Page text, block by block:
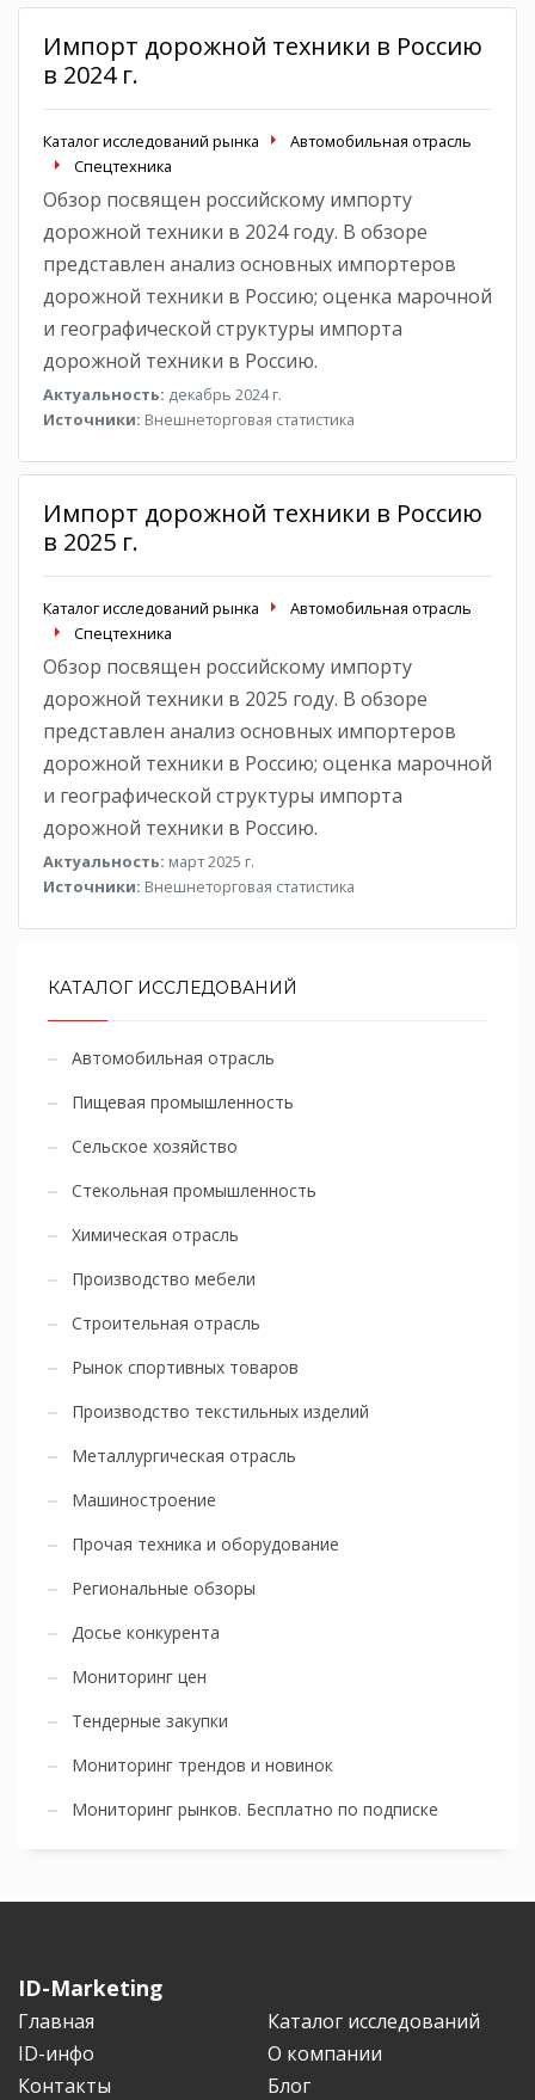
Импорт дорожной техники в Россию
в 2024 г.
Каталог исследований рынка
Автомобильная отрасль
Спецтехника
Обзор посвящен российскому импорту
дорожной техники в 2024 году. В обзоре
представлен анализ основных импортеров
дорожной техники в Россию; оценка марочной
и географической структуры импорта
дорожной техники в Россию.
Актуальность: декабрь 2024 г.
Источники: Внешнеторговая статистика
Импорт дорожной техники в Россию
в 2025 г.
Каталог исследований рынка
Автомобильная отрасль
Спецтехника
Обзор посвящен российскому импорту
дорожной техники в 2025 году. В обзоре
представлен анализ основных импортеров
дорожной техники в Россию; оценка марочной
и географической структуры импорта
дорожной техники в Россию.
Актуальность: март 2025 г.
Источники: Внешнеторговая статистика
КАТАЛОГ ИССЛЕДОВАНИЙ
Автомобильная отрасль
Пищевая промышленность
Сельское хозяйство
Стекольная промышленность
Химическая отрасль
Производство мебели
Строительная отрасль
Рынок спортивных товаров
Производство текстильных изделий
Металлургическая отрасль
Машиностроение
Прочая техника и оборудование
Региональные обзоры
Досье конкурента
Мониторинг цен
Тендерные закупки
Мониторинг трендов и новинок
Мониторинг рынков. Бесплатно по подписке
ID-Marketing
Главная
Каталог исследований
ID-инфо
О компании
Контакты
Блог